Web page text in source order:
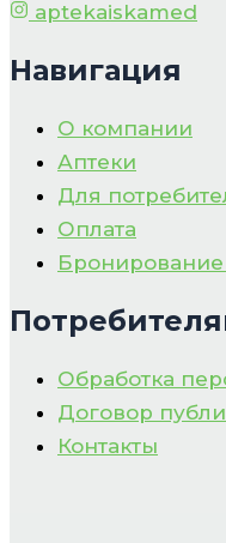
aptekaiskamed
Навигация
О компании
Аптеки
Для
Оплата
Бронирование
Обработка
Договор
Контакты